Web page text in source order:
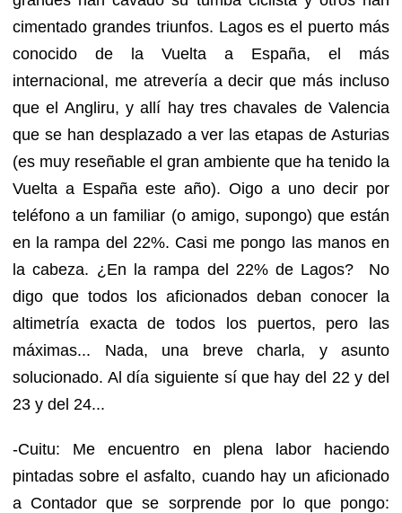
cimentado grandes triunfos. Lagos es el puerto más
conocido de la Vuelta a España, el más
internacional, me atrevería a decir que más incluso
que el Angliru, y allí hay tres chavales de Valencia
que se han desplazado a ver las etapas de Asturias
(es muy reseñable el gran ambiente que ha tenido la
Vuelta a España este año). Oigo a uno decir por
teléfono a un familiar (o amigo, supongo) que están
en la rampa del 22%. Casi me pongo las manos en
la cabeza. ¿En la rampa del 22% de Lagos? No
digo que todos los aficionados deban conocer la
altimetría exacta de todos los puertos, pero las
máximas... Nada, una breve charla, y asunto
solucionado. Al día siguiente sí que hay del 22 y del
23 y del 24...
-Cuitu: Me encuentro en plena labor haciendo
pintadas sobre el asfalto, cuando hay un aficionado
a Contador que se sorprende por lo que pongo: